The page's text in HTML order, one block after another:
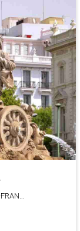
EUROPA DORADA JET 2026 OCTUBRE 04 ESPAÑA-FRANCIA-SUIZA-AUSTRIA-ITALIA